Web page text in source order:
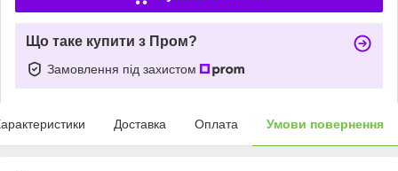
Що таке купити з Пром?
Замовлення під захистом
Доставка Оплата Умови повернення